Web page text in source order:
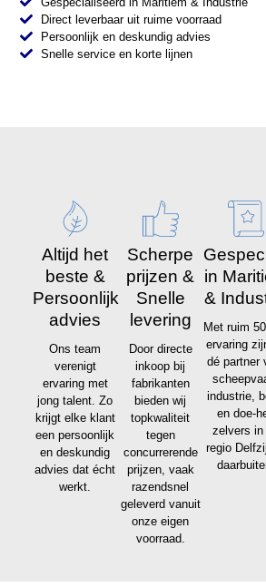
Direct leverbaar uit ruime voorraad
Persoonlijk en deskundig advies
Snelle service en korte lijnen
Altijd het
beste &
Persoonlijk
advies
Ons team
verenigt
ervaring met
jong talent. Zo
krijgt elke klant
een persoonlijk
en deskundig
advies dat écht
werkt.
Scherpe
prijzen &
Snelle
levering
Door directe
inkoop bij
fabrikanten
bieden wij
topkwaliteit
tegen
concurrerende
prijzen, vaak
razendsnel
geleverd vanuit
onze eigen
voorraad.
in
&
Met ruim
ervaring
dé partner
industrie,
en doe-
zelvers in
regio